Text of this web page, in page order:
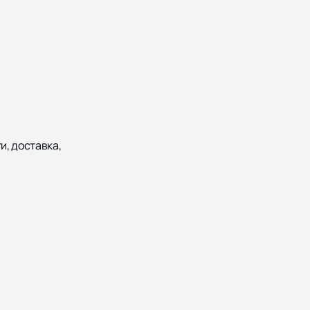
доставка,